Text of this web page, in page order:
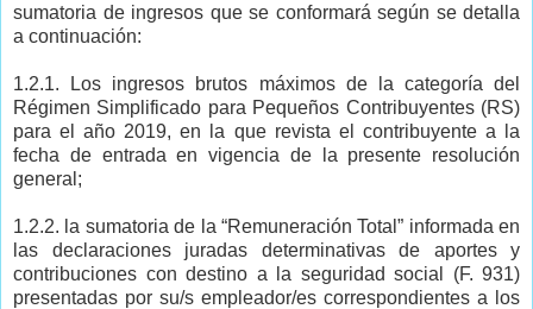
sumatoria de ingresos que se conformará según se detalla
a continuación:
1.2.1. Los ingresos brutos máximos de la categoría del
Régimen Simplificado para Pequeños Contribuyentes (RS)
para el año 2019, en la que revista el contribuyente a la
fecha de entrada en vigencia de la presente resolución
general;
1.2.2. la sumatoria de la “Remuneración Total” informada en
las declaraciones juradas determinativas de aportes y
contribuciones con destino a la seguridad social (F. 931)
presentadas por su/s empleador/es correspondientes a los